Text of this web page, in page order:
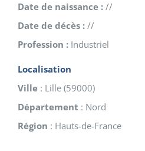
Date de naissance : //
Date de décès : //
Profession : Industriel
Localisation
Ville : Lille (59000)
Département : Nord
Région : Hauts-de-France